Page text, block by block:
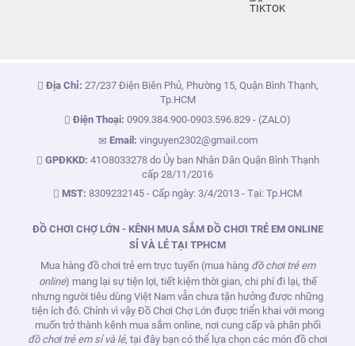
Địa Chỉ: 27/237 Điện Biên Phủ, Phường 15, Quận Bình Thạnh,
Tp.HCM
Điện Thoại: 0909.384.900-0903.596.829 - (ZALO)
Email: vinguyen2302@gmail.com
GPĐKKD: 41O8033278 do Ủy ban Nhân Dân Quận Bình Thạnh
cấp 28/11/2016
MST: 8309232145 - Cấp ngày: 3/4/2013 - Tại: Tp.HCM
ĐỒ CHƠI CHỢ LỚN - KÊNH MUA SẮM ĐỒ CHƠI TRẺ EM ONLINE
SỈ VÀ LẺ TẠI TPHCM
Mua hàng đồ chơi trẻ em trực tuyến (mua hàng đồ chơi trẻ em
online) mang lại sự tiện lợi, tiết kiệm thời gian, chi phí đi lại, thế
nhưng người tiêu dùng Việt Nam vẫn chưa tận hưởng được những
tiện ích đó. Chính vì vậy Đồ Chơi Chợ Lớn được triển khai với mong
muốn trở thành kênh mua sắm online, nơi cung cấp và phân phối
đồ chơi trẻ em sỉ và lẻ, tại đây bạn có thể lựa chọn các món đồ chơi